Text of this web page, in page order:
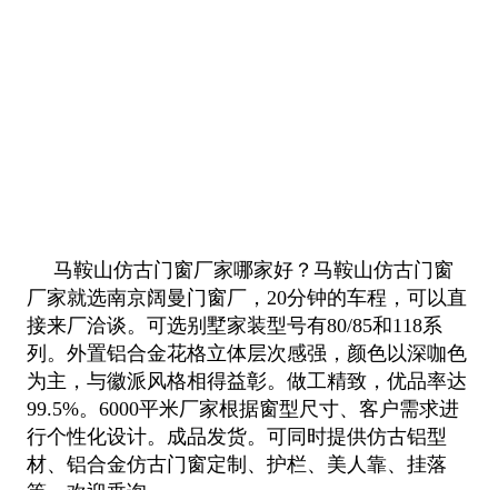
马鞍山仿古门窗厂家哪家好？马鞍山仿古门窗
厂家就选南京阔曼门窗厂，20分钟的车程，可以直
接来厂洽谈。可选别墅家装型号有80/85和118系
列。外置铝合金花格立体层次感强，颜色以深咖色
为主，与徽派风格相得益彰。做工精致，优品率达
99.5%。6000平米厂家根据窗型尺寸、客户需求进
行个性化设计。成品发货。可同时提供仿古铝型
材、铝合金仿古门窗定制 、护栏、美人靠、挂落